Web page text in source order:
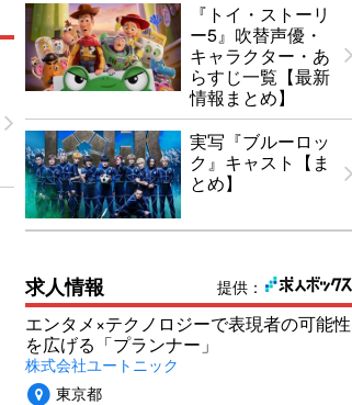
『トイ・ストーリ
ー5』吹替声優・
キャラクター・あ
らすじ一覧【最新
情報まとめ】
実写『ブルーロッ
ク』キャスト【ま
とめ】
提供：
求人情報
エンタメ×テクノロジーで表現者の可能性
を広げる「プランナー」
株式会社ユートニック
東京都